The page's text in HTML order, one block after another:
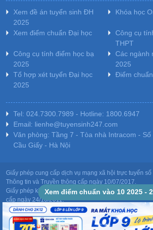
Xem đề án tuyển sinh ĐH
2025
Khóa học
Xem điểm chuẩn Đại học
Công cụ
THPT
Công cụ tính điểm học bạ
2025
Các ngành
2025
Tổ hợp xét tuyển Đại học
2025
Điểm
Tel: 024.7300.7989 - Hotline: 1800.6947
Email: lienhe@tuyensinh247.com
Văn phòng: Tầng 7 - Tòa nhà Intracom - Số
Cầu Giấy - Hà Nội
Giấy phép cung cấp dịch vụ mạng xã hội trực tuyến số
Thông tin và Truyền thông cấp ngày 10/07/2017.
Giấy phép kinh doanh giáo dục: MST-0106478082
cấp ngày 24/10/2011.
Chịu trách nhiệm nội dung: Phạm Đức Tuệ.
Xem điểm chuẩn vào 10 2025 -